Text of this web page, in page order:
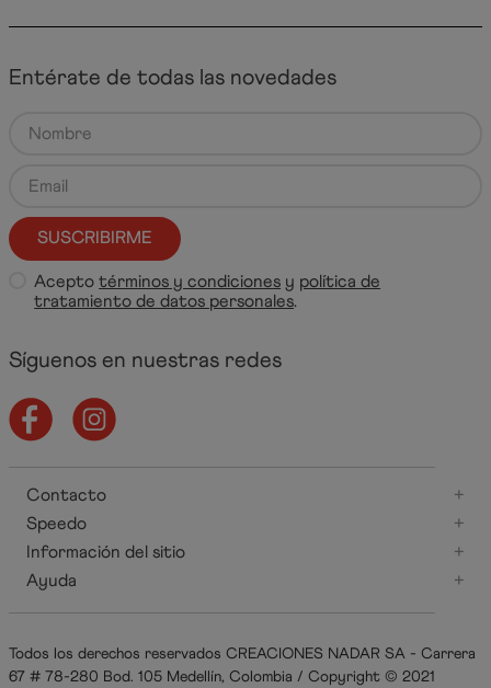
Entérate de todas las novedades
SUSCRIBIRME
Aceptotérminos y condiciones y política de
tratamiento de datos personales.
Síguenos en nuestras redes
Contacto
+
Speedo
+
Información del sitio
+
Ayuda
+
Todos los derechos reservados CREACIONES NADAR SA - Carrera
67 # 78-280 Bod. 105 Medellín, Colombia / Copyright © 2021